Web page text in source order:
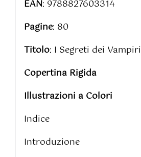
EAN: 9788827603314
Pagine: 80
Titolo: I Segreti dei Vampiri
Copertina Rigida
Illustrazioni a Colori
Indice
Introduzione